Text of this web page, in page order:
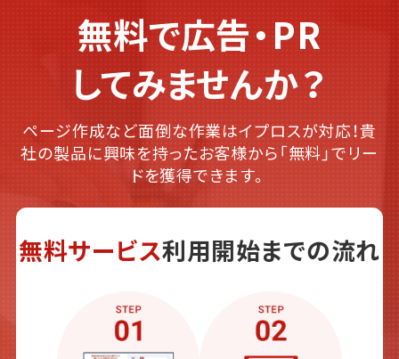
無料で広告・PR
してみませんか？
ページ作成など面倒な作業はイプロスが対応！貴
社の製品に興味を持ったお客様から「無料」でリー
ドを獲得できます。
無料サービス利用開始までの流れ